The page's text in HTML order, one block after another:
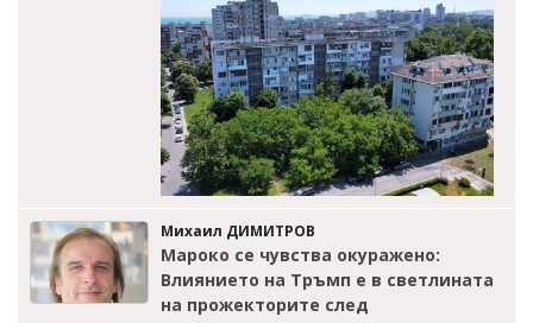
Михаил ДИМИТРОВ
Мароко се чувства окуражено:
Влиянието на Тръмп е в светлината
на прожекторите след